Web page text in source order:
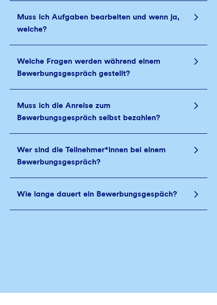
Muss ich Aufgaben bearbeiten und wenn ja,
welche?
Welche Fragen werden während einem
Bewerbungsgespräch gestellt?
Muss ich die Anreise zum
Bewerbungsgespräch selbst bezahlen?
Wer sind die Teilnehmer*innen bei einem
Bewerbungsgespräch?
Wie lange dauert ein Bewerbungsgespäch?